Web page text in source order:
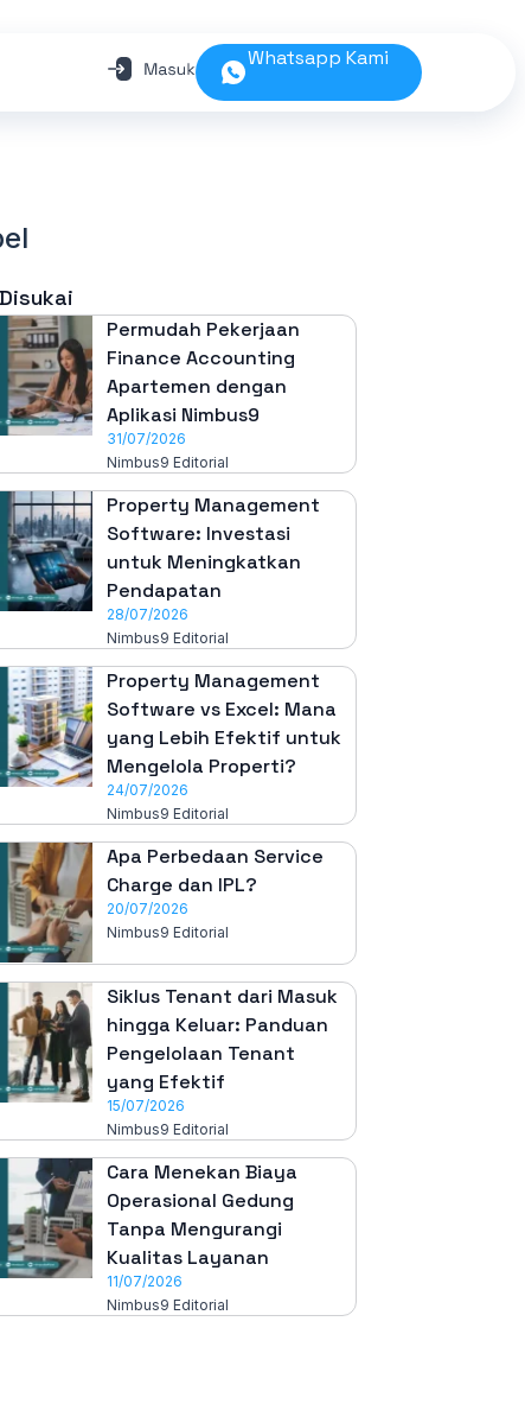
Whatsapp Kami
Permudah Pekerjaan
Finance Accounting
Apartemen dengan
Aplikasi Nimbus9
31/07/2026
Nimbus9 Editorial
Property Management
Software: Investasi
untuk Meningkatkan
Pendapatan
28/07/2026
Nimbus9 Editorial
Property Management
Software vs Excel: Mana
yang Lebih Efektif untuk
Mengelola Properti?
24/07/2026
Nimbus9 Editorial
Apa Perbedaan Service
Charge dan IPL?
20/07/2026
Nimbus9 Editorial
Siklus Tenant dari Masuk
hingga Keluar: Panduan
Pengelolaan Tenant
yang Efektif
15/07/2026
Nimbus9 Editorial
Cara Menekan Biaya
Operasional Gedung
Tanpa Mengurangi
Kualitas Layanan
11/07/2026
Nimbus9 Editorial